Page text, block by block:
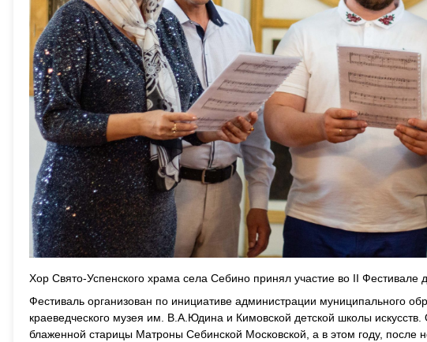
Хор Свято-Успенского храма села Себино принял участие во II Фестивале
Фестиваль организован по инициативе администрации муниципального
краеведческого музея им. В.А.Юдина и Кимовской детской школы
блаженной старицы Матроны Себинской Московской, а в этом году, после